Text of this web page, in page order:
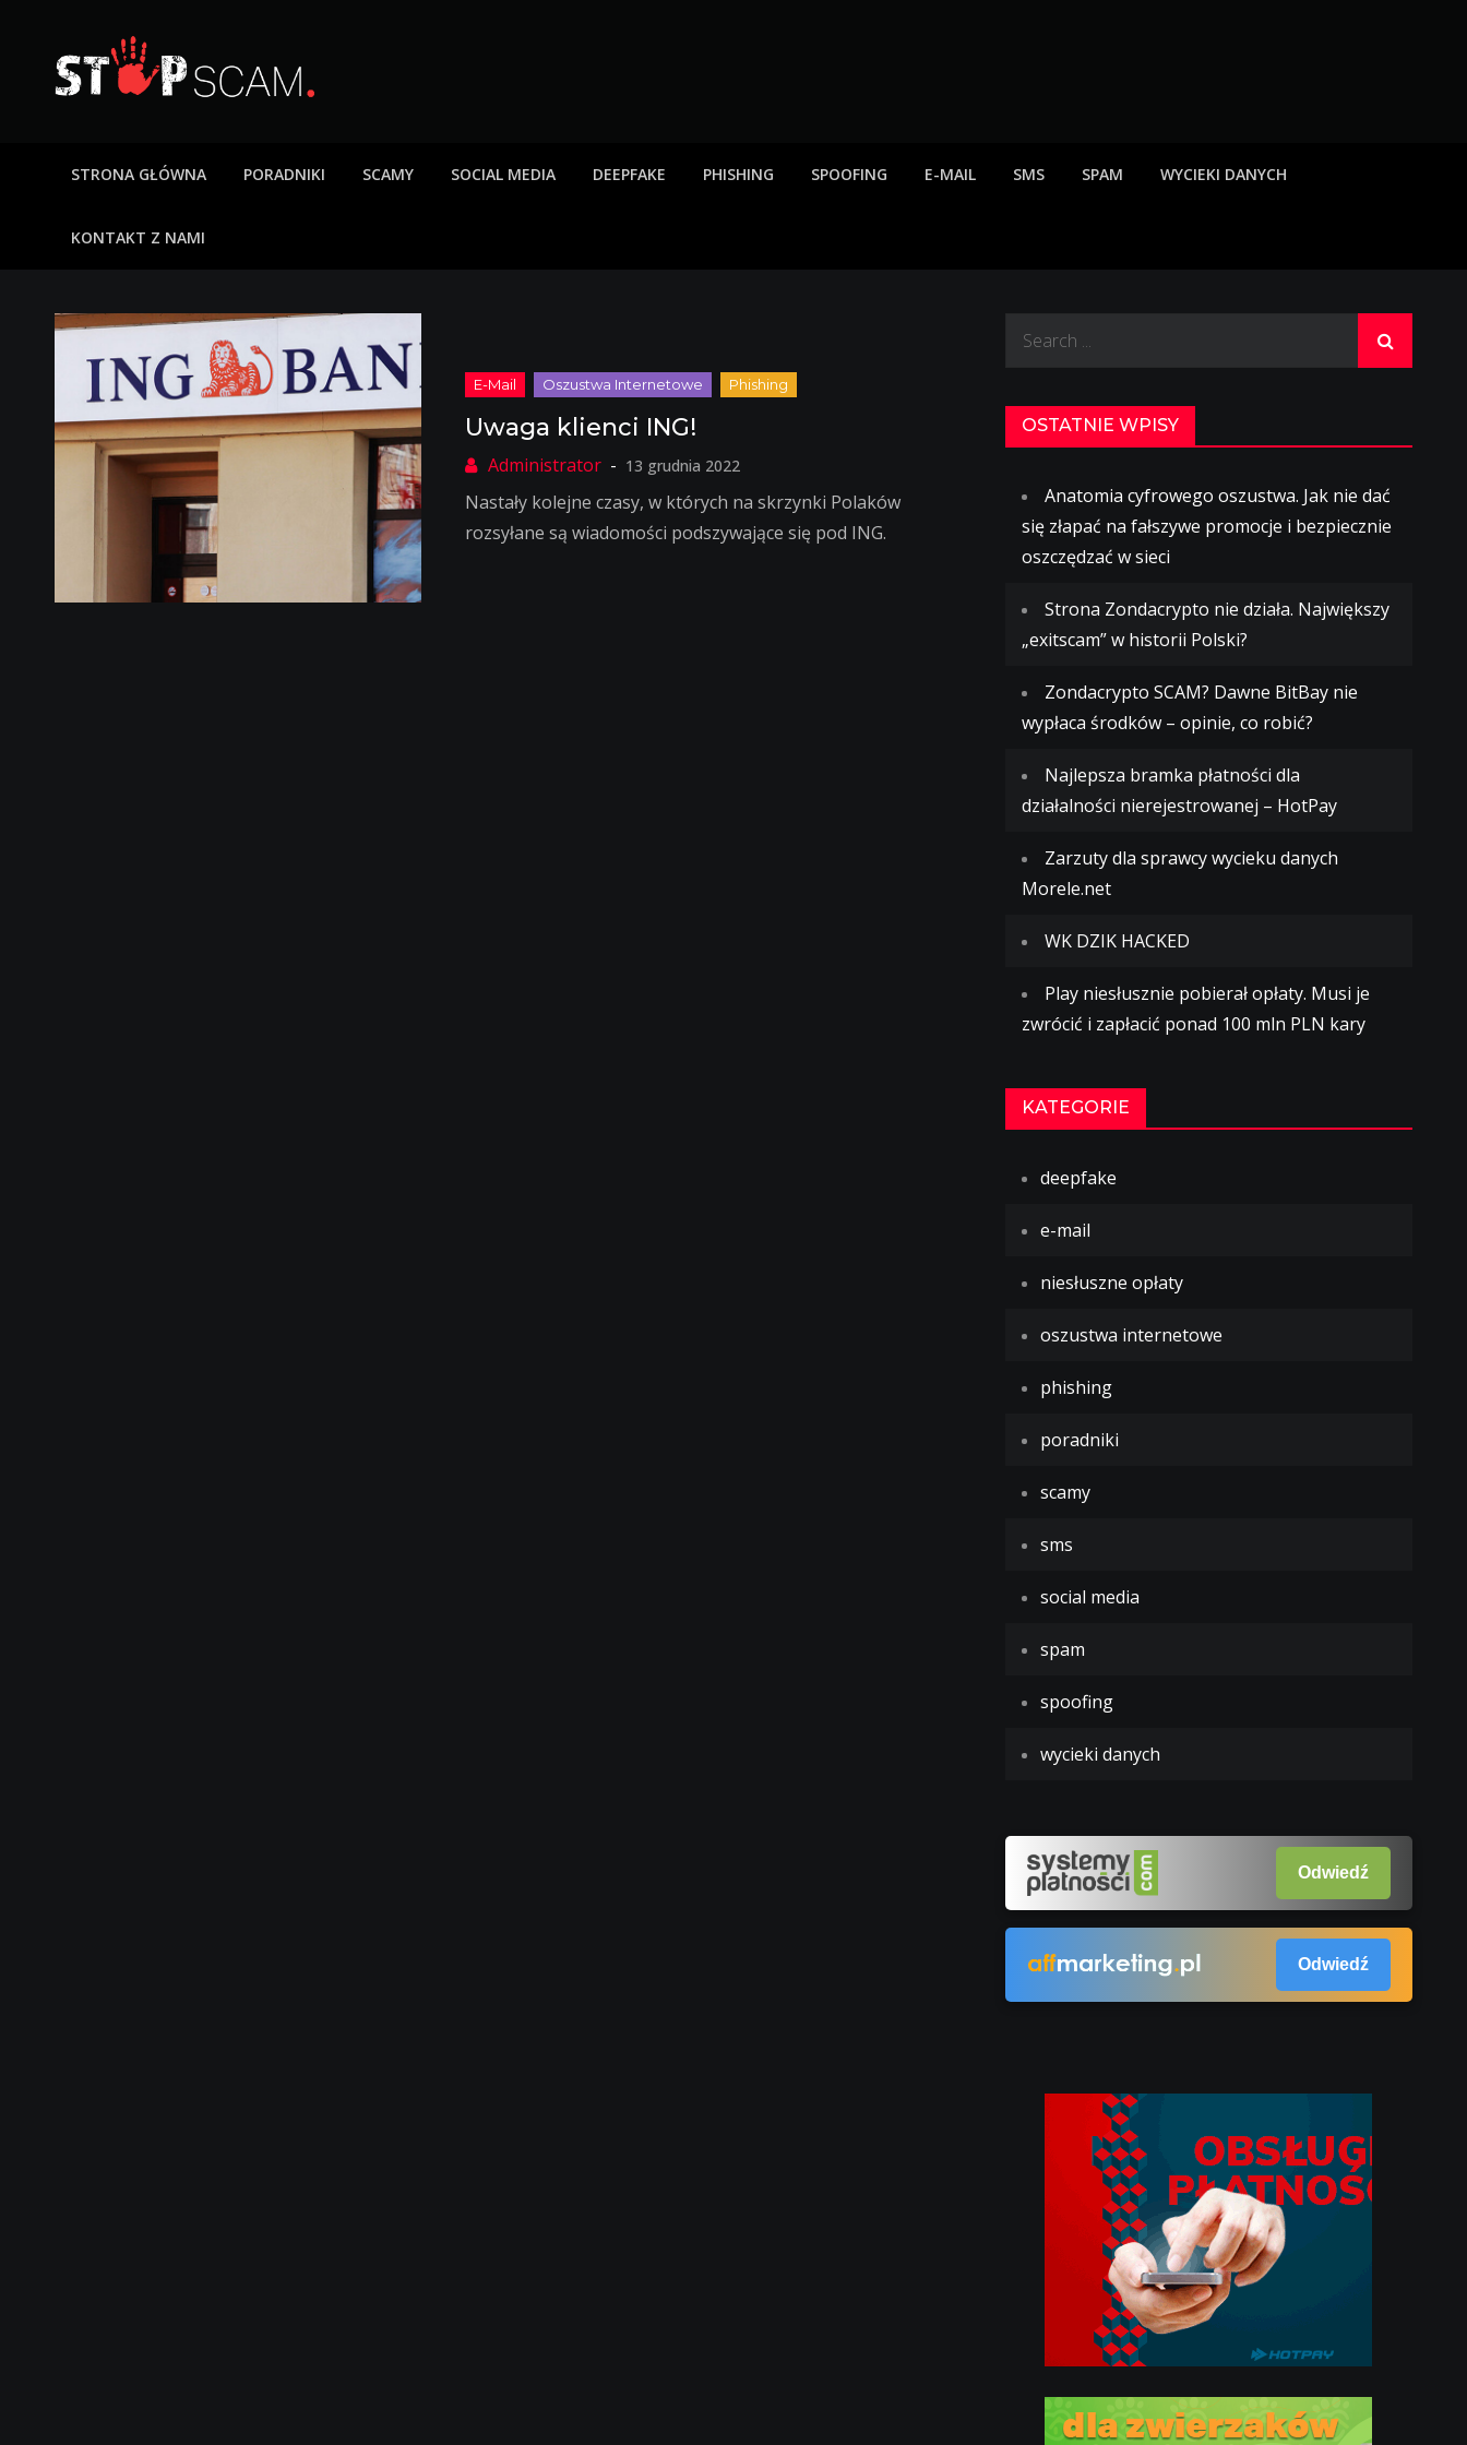
content
STRONA GŁÓWNA PORADNIKI SCAMY SOCIAL MEDIA DEEPFAKE PHISHING SPOOFING E-MAIL SMS SPAM WYCIEKI DANYCH
KONTAKT Z NAMI
Uwaga klienci ING!
13 grudnia 2022
Nastały kolejne czasy, w których na skrzynki Polaków
rozsyłane są wiadomości podszywające się pod ING.
OSTATNIE WPISY
Anatomia cyfrowego oszustwa. Jak nie dać
się złapać na fałszywe promocje i bezpiecznie
oszczędzać w sieci
Strona Zondacrypto nie działa. Największy
„exitscam” w historii Polski?
Zondacrypto SCAM? Dawne BitBay nie
wypłaca środków – opinie, co robić?
Najlepsza bramka płatności dla
działalności nierejestrowanej – HotPay
Zarzuty dla sprawcy wycieku danych
Morele.net
WK DZIK HACKED
Play niesłusznie pobierał opłaty. Musi je
zwrócić i zapłacić ponad 100 mln PLN kary
KATEGORIE
deepfake
e-mail
niesłuszne opłaty
oszustwa internetowe
phishing
poradniki
scamy
sms
social media
spam
spoofing
wycieki danych
Odwiedź
Odwiedź